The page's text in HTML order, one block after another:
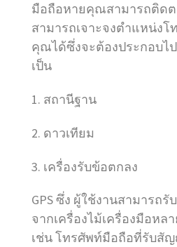
มือถือหายคุณสามารถติดต
สามารถเจาะจงตำแหน่ง
คุณได้ซึ่งจะต้องประกอบไ
เป็น
1. สถานีฐาน
2. ดาวเทียม
3. เครื่องรับข้อตกลง
GPS ซึ่ง ผู้ใช้งานสามารถ
จากเครื่องไม้เครื่องมือหล
เช่น โทรศัพท์มือถือที่รับสัญ